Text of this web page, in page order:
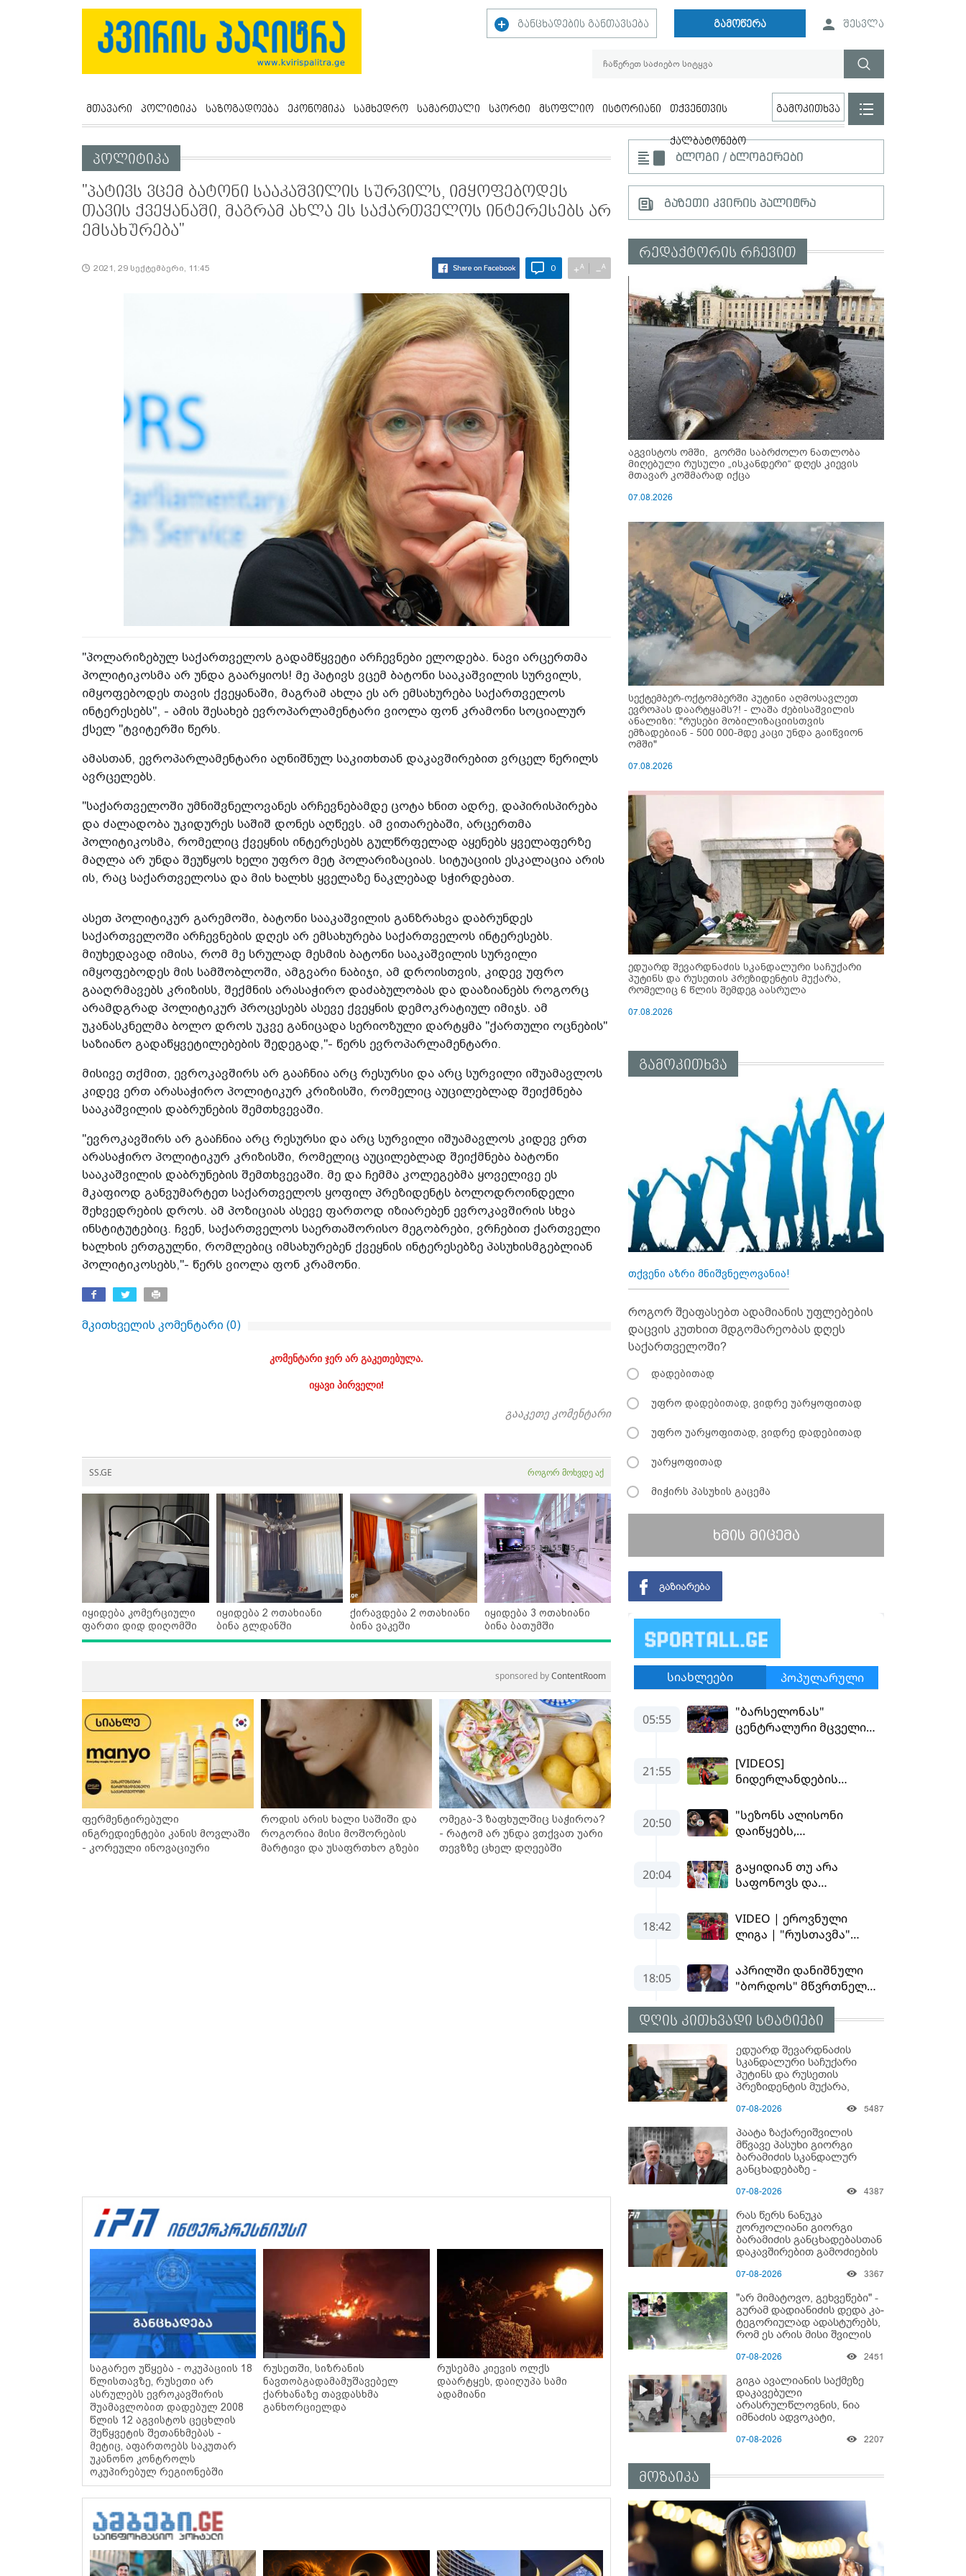
განცხადების განთავსება გამოწერა შესვლა
მთავარი პოლიტიკა საზოგადოება ეკონომიკა სამხედრო სამართალი სპორტი მსოფლიო ისტორიანი თქვენთვის
ქალბატონებო
გამოკითხვა
პოლიტიკა
"პატივს ვცემ ბატონი სააკაშვილის სურვილს, იმყოფებოდეს
თავის ქვეყანაში, მაგრამ ახლა ეს საქართველოს ინტერესებს არ
ემსახურება"
2021, 29 სექტემბერი, 11:45 0 +A −A
"პოლარიზებულ საქართველოს გადამწყვეტი არჩევნები ელოდება. ნავი არცერთმა
პოლიტიკოსმა არ უნდა გაარყიოს! მე პატივს ვცემ ბატონი სააკაშვილის სურვილს,
იმყოფებოდეს თავის ქვეყანაში, მაგრამ ახლა ეს არ ემსახურება საქართველოს
ინტერესებს", - ამის შესახებ ევროპარლამენტარი ვიოლა ფონ კრამონი სოციალურ
ქსელ "ტვიტერში წერს.
ამასთან, ევროპარლამენტარი აღნიშნულ საკითხთან დაკავშირებით ვრცელ წერილს
ავრცელებს.
"საქართველოში უმნიშვნელოვანეს არჩევნებამდე ცოტა ხნით ადრე, დაპირისპირება
და ძალადობა უკიდურეს საშიშ დონეს აღწევს. ამ ვითარებაში, არცერთმა
პოლიტიკოსმა, რომელიც ქვეყნის ინტერესებს გულწრფელად აყენებს ყველაფერზე
მაღლა არ უნდა შეუწყოს ხელი უფრო მეტ პოლარიზაციას. სიტუაციის ესკალაცია არის
ის, რაც საქართველოსა და მის ხალხს ყველაზე ნაკლებად სჭირდებათ.
ასეთ პოლიტიკურ გარემოში, ბატონი სააკაშვილის განზრახვა დაბრუნდეს
საქართველოში არჩევნების დღეს არ ემსახურება საქართველოს ინტერესებს.
მიუხედავად იმისა, რომ მე სრულად მესმის ბატონი სააკაშვილის სურვილი
იმყოფებოდეს მის სამშობლოში, ამგვარი ნაბიჯი, ამ დროისთვის, კიდევ უფრო
გააღრმავებს კრიზისს, შექმნის არასაჭირო დაძაბულობას და დააზიანებს როგორც
არამდგრად პოლიტიკურ პროცესებს ასევე ქვეყნის დემოკრატიულ იმიჯს. ამ
უკანასკნელმა ბოლო დროს უკვე განიცადა სერიოზული დარტყმა "ქართული ოცნების"
საზიანო გადაწყვეტილებების შედეგად,"- წერს ევროპარლამენტარი.
მისივე თქმით, ევროკავშირს არ გააჩნია არც რესურსი და არც სურვილი იშუამავლოს
კიდევ ერთ არასაჭირო პოლიტიკურ კრიზისში, რომელიც აუცილებლად შეიქმნება
სააკაშვილის დაბრუნების შემთხვევაში.
"ევროკავშირს არ გააჩნია არც რესურსი და არც სურვილი იშუამავლოს კიდევ ერთ
არასაჭირო პოლიტიკურ კრიზისში, რომელიც აუცილებლად შეიქმნება ბატონი
სააკაშვილის დაბრუნების შემთხვევაში. მე და ჩემმა კოლეგებმა ყოველივე ეს
მკაფიოდ განვუმარტეთ საქართველოს ყოფილ პრეზიდენტს ბოლოდროინდელი
შეხვედრების დროს. ამ პოზიციას ასევე ფართოდ იზიარებენ ევროკავშირის სხვა
ინსტიტუტებიც. ჩვენ, საქართველოს საერთაშორისო მეგობრები, ვრჩებით ქართველი
ხალხის ერთგულნი, რომლებიც იმსახურებენ ქვეყნის ინტერესებზე პასუხისმგებლიან
პოლიტიკოსებს,"- წერს ვიოლა ფონ კრამონი.
მკითხველის კომენტარი (0)
კომენტარი ჯერ არ გაკეთებულა.
იყავი პირველი!
გააკეთე კომენტარი
SS.GE როგორ მოხვდე აქ
იყიდება კომერციული
ფართი დიდ დიღომში
იყიდება 2 ოთახიანი
ბინა გლდანში
ქირავდება 2 ოთახიანი
ბინა ვაკეში
იყიდება 3 ოთახიანი
ბინა ბათუმში
sponsored byContentRoom
ფერმენტირებული
ინგრედიენტები კანის მოვლაში
- კორეული ინოვაციური
როდის არის ხალი საშიში და
როგორია მისი მოშორების
მარტივი და უსაფრთხო გზები
ომეგა-3 ზაფხულშიც საჭიროა?
- რატომ არ უნდა ვთქვათ უარი
თევზზე ცხელ დღეებში
საგარეო უწყება - ოკუპაციის 18
წლისთავზე, რუსეთი არ
ასრულებს ევროკავშირის
შუამავლობით დადებულ 2008
წლის 12 აგვისტოს ცეცხლის
შეწყვეტის შეთანხმებას -
მეტიც, აფართოებს საკუთარ
უკანონო კონტროლს
ოკუპირებულ რეგიონებში
რუსეთში, სიზრანის
ნავთობგადამამუშავებელ
ქარხანაზე თავდასხმა
განხორციელდა
რუსებმა კიევის ოლქს
დაარტყეს, დაიღუპა სამი
ადამიანი
ბლოგი / ბლოგერები
გაზეთი კვირის პალიტრა
რედაქტორის რჩევით
აგვისტოს ომში, გორში საბრძოლო ნათლობა
მიღებული რუსული „ისკანდერი“ დღეს კიევის
მთავარ კოშმარად იქცა
07.08.2026
სექტემბერ-ოქტომბერში პუტინი აღმოსავლეთ
ევროპას დაარტყამს?! - ლაშა ძებისაშვილის
ანალიზი: "რუსები მობი­ლიზაციისთვის
ემზადებიან - 500 000-მდე კაცი უნდა გაიწვიონ
ომში"
07.08.2026
ედუარდ შევარდნაძის სკანდალური საჩუქარი
პუტინს და რუსეთის პრეზიდენტის მუქარა,
რომელიც 6 წლის შემდეგ აასრულა
07.08.2026
გამოკითხვა
თქვენი აზრი მნიშვნელოვანია!
როგორ შეაფასებთ ადამიანის უფლებების
დაცვის კუთხით მდგომარეობას დღეს
საქართველოში?
დადებითად
უფრო დადებითად, ვიდრე უარყოფითად
უფრო უარყოფითად, ვიდრე დადებითად
უარყოფითად
მიჭირს პასუხის გაცემა
ხმის მიცემა
დღის კითხვადი სტატიები
ედუარდ შევარდნაძის
სკანდალური საჩუქარი
პუტინს და რუსეთის
პრეზიდენტის მუქარა,
აასრულა
07-08-2026 5487
პაატა ზაქარეიშვილის
მწვავე პასუხი გიორგი
ბარამიძის სკანდალურ
განცხადებაზე -
ვიცი... კამანში მოკლული
გადმოვასვენე... ბარამიძე
კი ტყუის"
07-08-2026 4387
რას წერს ნანუკა
ჟორჟოლიანი გიორგი
ბარამიძის განცხადებასთან
დაკავშირებით გამოძიების
07-08-2026 3367
"არ მიმატოვო, გეხვეწები" -
გუ­რა­მ დადიანიძის დედა კა­
ტე­გო­რი­უ­ლად ადას­ტუ­რებს,
რომ ეს არის მისი შვი­ლის
07-08-2026 2451
გიგა ავალიანის საქმეზე
დაკავებული
არასრულწლოვნის, ნია
იმნაძის ადვოკატი,
გადაღებულ კადრებს
07-08-2026 2207
მოზაიკა